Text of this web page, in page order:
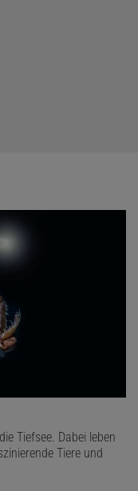
Tiefsee. Dabei leben
Tiere und